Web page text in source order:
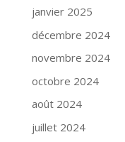
janvier 2025
décembre 2024
novembre 2024
octobre 2024
août 2024
juillet 2024